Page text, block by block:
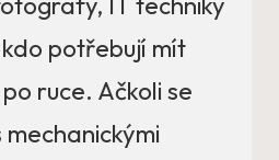
potřebují mít
ruce. Ačkoli se